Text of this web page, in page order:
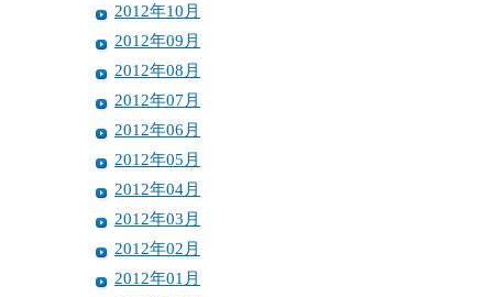
2012年10月
2012年09月
2012年08月
2012年07月
2012年06月
2012年05月
2012年04月
2012年03月
2012年02月
2012年01月